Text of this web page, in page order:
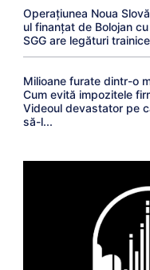
Operațiunea Noua
ul finanțat de Bolojan
SGG are legături
Milioane furate dintr-o
Cum evită impozitele
Videoul devastator pe
să-l...